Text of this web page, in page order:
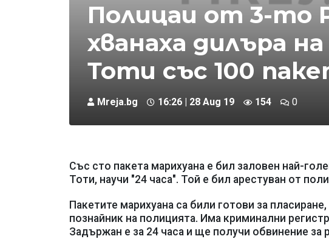
Полицаи от 3-то
хванаха дилъра
Тоти със 100
Mreja.bg 16:26 | 28 Aug 19 154 0
Със сто пакета марихуана е бил заловен най-
Тоти, научи "24 часа". Той е бил арестуван от
Пакетите марихуана са били готови за
познайник на полицията. Има криминални
Задържан е за 24 часа и ще получи обвинение за